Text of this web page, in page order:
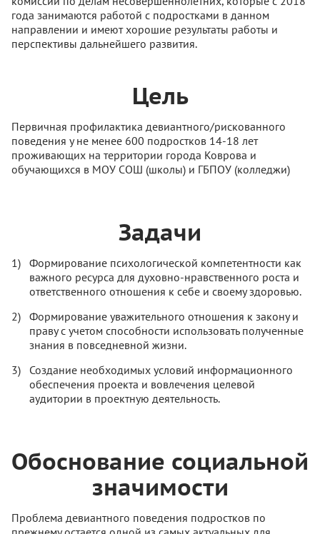
года занимаются работой с подростками в данном
направлении и имеют хорошие результаты работы и
перспективы дальнейшего развития.
Цель
Первичная профилактика девиантного/рискованного
поведения у не менее 600 подростков 14-18 лет
проживающих на территории города Коврова и
обучающихся в МОУ СОШ (школы) и ГБПОУ (колледжи)
Задачи
Формирование психологической компетентности как
важного ресурса для духовно-нравственного роста и
ответственного отношения к себе и своему здоровью.
Формирование уважительного отношения к закону и
праву с учетом способности использовать полученные
знания в повседневной жизни.
Создание необходимых условий информационного
обеспечения проекта и вовлечения целевой
аудитории в проектную деятельность.
Обоснование социальной
значимости
Проблема девиантного поведения подростков по